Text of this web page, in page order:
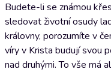
Budete-li se známou
sledovat životní osudy
královny, porozumíte v
víry v Krista budují svou
nad druhými. To vše má